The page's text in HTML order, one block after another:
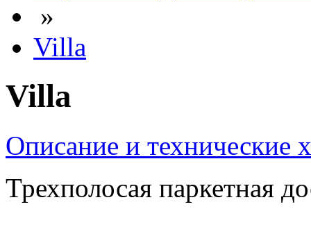
»
Villa
Villa
Описание и технические
Трехполосая паркетная